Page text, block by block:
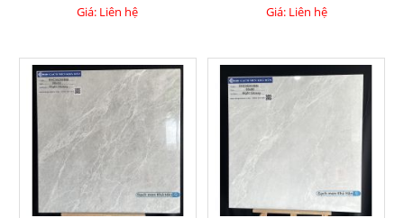
Giá: Liên hệ Giá: Liên hệ